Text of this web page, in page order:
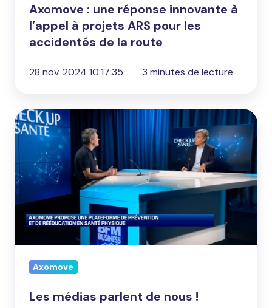
accidentés
Axomove : une réponse innovante à
l’appel à projets ARS pour les
accidentés de la route
28 nov. 2024 10:17:35 3 minutes de lecture
Les
médias
parlent
de
nous
!
Axomove
Les médias parlent de nous !